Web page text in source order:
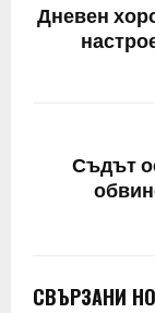
Дневен
Съдът
СВЪРЗАНИ